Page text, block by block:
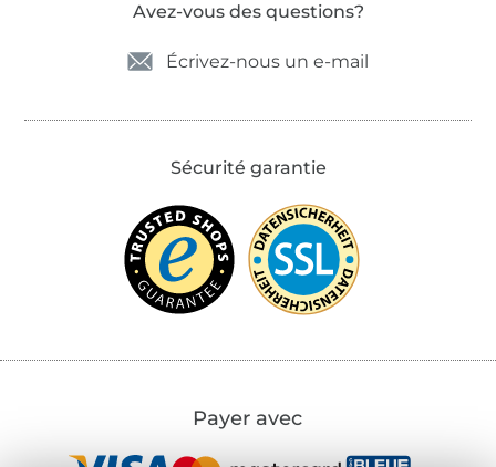
Avez-vous des questions?
Écrivez-nous un e-mail
Sécurité garantie
Payer avec